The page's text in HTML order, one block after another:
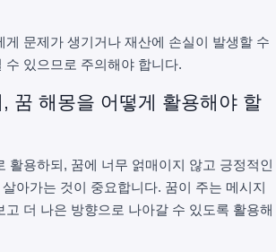
게 문제가 생기거나 재산에 손실이 발생할 수
수 있으므로 주의해야 합니다.
꿈 해몽을 어떻게 활용해야 할
활용하되, 꿈에 너무 얽매이지 않고 긍정적인
아가는 것이 중요합니다. 꿈이 주는 메시지
고 더 나은 방향으로 나아갈 수 있도록 활용해